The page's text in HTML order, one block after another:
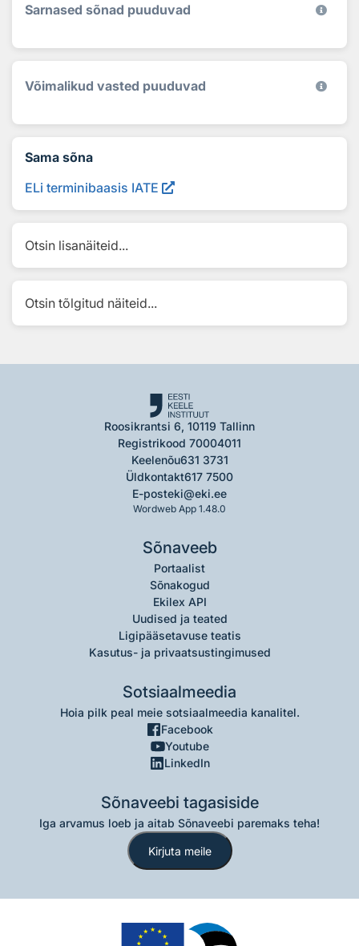
Sarnased sõnad puuduvad
Võimalikud vasted puuduvad
Sama sõna
ELi terminibaasis IATE
Otsin lisanäiteid...
Otsin tõlgitud näiteid...
Roosikrantsi 6, 10119 Tallinn
Registrikood 70004011
Keelenõu631 3731
Üldkontakt617 7500
E-posteki@eki.ee
Wordweb App 1.48.0
Sõnaveeb
Portaalist
Sõnakogud
Ekilex API
Uudised ja teated
Ligipääsetavuse teatis
Kasutus- ja privaatsustingimused
Sotsiaalmeedia
Hoia pilk peal meie sotsiaalmeedia kanalitel.
Facebook
Youtube
LinkedIn
Sõnaveebi tagasiside
Iga arvamus loeb ja aitab Sõnaveebi paremaks teha!
Kirjuta meile